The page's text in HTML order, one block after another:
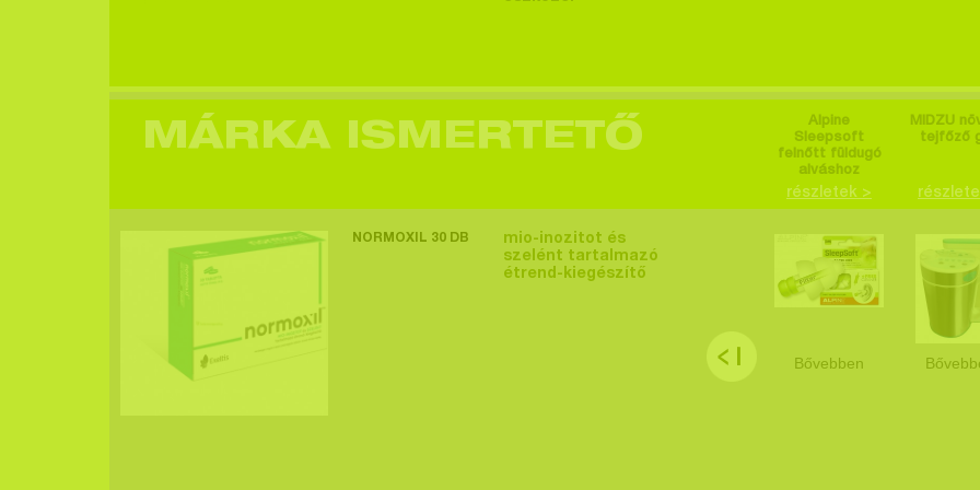
megtekintette a
terméket >
megtekintette a
terméket >
MÁRKA ISMERTETŐ
NORMOXIL 30 DB
mio-inozitot és
szelént tartalmazó
étrend-kiegészítő
Alpine
Sleepsoft
felnőtt füldugó
alváshoz
részletek >
Bővebben
MIDZU
tejfőző